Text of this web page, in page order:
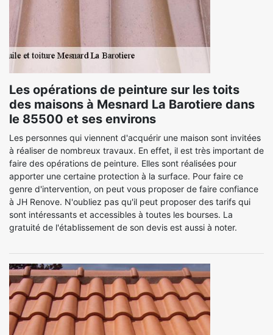
Les opérations de peinture sur les toits
des maisons à Mesnard La Barotiere dans
le 85500 et ses environs
Les personnes qui viennent d'acquérir une maison sont invitées
à réaliser de nombreux travaux. En effet, il est très important de
faire des opérations de peinture. Elles sont réalisées pour
apporter une certaine protection à la surface. Pour faire ce
genre d'intervention, on peut vous proposer de faire confiance
à JH Renove. N'oubliez pas qu'il peut proposer des tarifs qui
sont intéressants et accessibles à toutes les bourses. La
gratuité de l'établissement de son devis est aussi à noter.